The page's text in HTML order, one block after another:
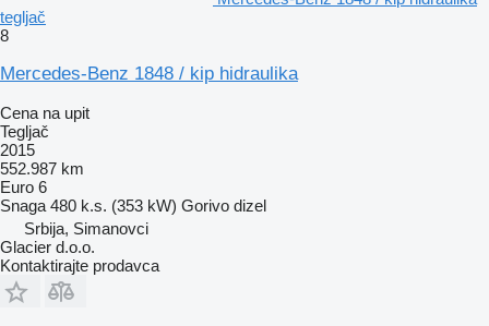
tegljač
8
Mercedes-Benz 1848 / kip hidraulika
Cena na upit
Tegljač
2015
552.987 km
Euro 6
Snaga 480 k.s. (353 kW) Gorivo dizel
Srbija, Simanovci
Glacier d.o.o.
Kontaktirajte prodavca